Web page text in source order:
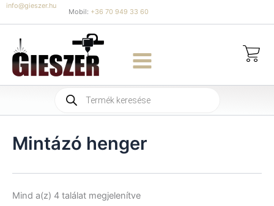
Skip
to
content
info@gieszer.hu
Mobil: +36 70 949 33 60
Products
search
Mintázó henger
Mind a(z) 4 találat megjelenítveSorted